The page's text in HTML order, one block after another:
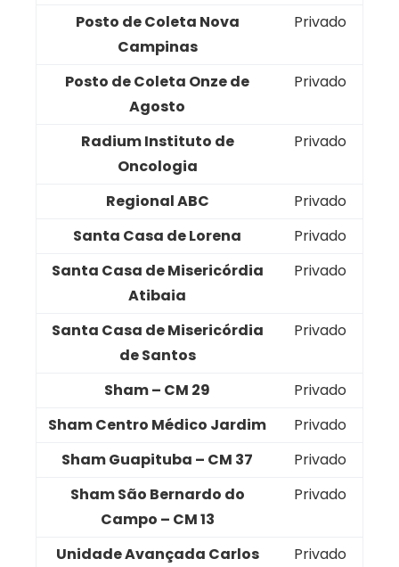
Posto de Coleta Nova
Campinas
Privado
Posto de Coleta Onze de
Agosto
Privado
Radium Instituto de
Oncologia
Privado
Regional ABC
Privado
Santa Casa de Lorena
Privado
Santa Casa de Misericórdia
Atibaia
Privado
Santa Casa de Misericórdia
de Santos
Privado
Sham – CM 29
Privado
Sham Centro Médico Jardim
Privado
Sham Guapituba – CM 37
Privado
Sham São Bernardo do
Campo – CM 13
Privado
Unidade Avançada Carlos
Privado